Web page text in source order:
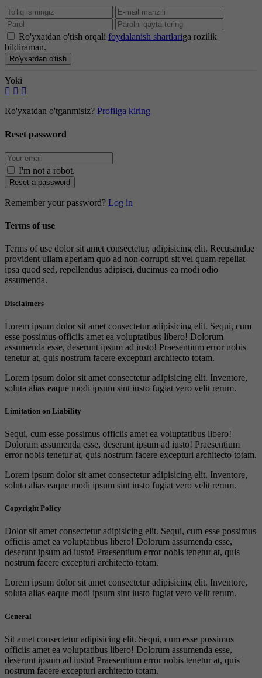
Ro'yxatdan o'tish orqali foydalanish shartlariga rozilik
bildiraman.
Ro'yxatdan o'tish
Yoki
Ro'yxatdan o'tganmisiz? Profilga kiring
Reset password
I'm not a robot.
Reset a password
Remember your password? Log in
Terms of use
Terms of use dolor sit amet consectetur, adipisicing elit. Recusandae
provident ullam aperiam quo ad non corrupti sit vel quam repellat
ipsa quod sed, repellendus adipisci, ducimus ea modi odio
assumenda.
Disclaimers
Lorem ipsum dolor sit amet consectetur adipisicing elit. Sequi, cum
esse possimus officiis amet ea voluptatibus libero! Dolorum
assumenda esse, deserunt ipsum ad iusto! Praesentium error nobis
tenetur at, quis nostrum facere excepturi architecto totam.
Lorem ipsum dolor sit amet consectetur adipisicing elit. Inventore,
soluta alias eaque modi ipsum sint iusto fugiat vero velit rerum.
Limitation on Liability
Sequi, cum esse possimus officiis amet ea voluptatibus libero!
Dolorum assumenda esse, deserunt ipsum ad iusto! Praesentium
error nobis tenetur at, quis nostrum facere excepturi architecto totam.
Lorem ipsum dolor sit amet consectetur adipisicing elit. Inventore,
soluta alias eaque modi ipsum sint iusto fugiat vero velit rerum.
Copyright Policy
Dolor sit amet consectetur adipisicing elit. Sequi, cum esse possimus
officiis amet ea voluptatibus libero! Dolorum assumenda esse,
deserunt ipsum ad iusto! Praesentium error nobis tenetur at, quis
nostrum facere excepturi architecto totam.
Lorem ipsum dolor sit amet consectetur adipisicing elit. Inventore,
soluta alias eaque modi ipsum sint iusto fugiat vero velit rerum.
General
Sit amet consectetur adipisicing elit. Sequi, cum esse possimus
officiis amet ea voluptatibus libero! Dolorum assumenda esse,
deserunt ipsum ad iusto! Praesentium error nobis tenetur at, quis
nostrum facere excepturi architecto totam.